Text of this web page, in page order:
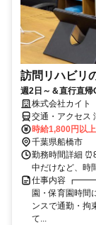
訪問リハビリ
週2日～＆直行直帰
株式会社カイト
交通・アクセス
時給1,800円以上
千葉県船橋市
勤務時間詳細
中だけなど、時
仕事内容
園・保育園時間
ンスで通勤・拘
て...